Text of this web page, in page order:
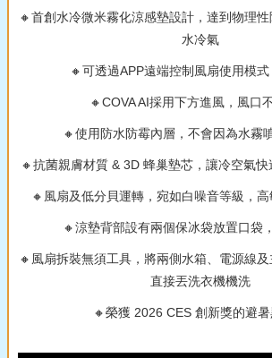
🔸首創水冷微米霧化涼感墊設計，達到物理
水冷氣
🔸可透過APP遠端控制風扇使用模
🔸COVA AI採用下方進風，風口
🔸使用防水防霉內層，不會因為水霧
🔸抗菌親膚材質 & 3D 蜂巢墊芯，讓冷空氣
🔸風扇及低分貝運轉，宛如白噪音等級，
🔸涼墊背部設有兩個保冰袋放置口袋
🔸風扇拆裝無須工具，將兩側水箱、電源線
直接丟洗衣機機洗
🔸榮獲 2026 CES 創新獎的避